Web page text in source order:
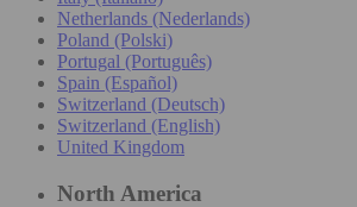
Netherlands (Nederlands)
Poland (Polski)
Portugal (Português)
Spain (Español)
Switzerland (Deutsch)
Switzerland (English)
United Kingdom
North America